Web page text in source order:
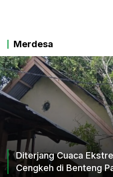
Merdesa
Diterjang Cuaca
Cengkeh di Benteng